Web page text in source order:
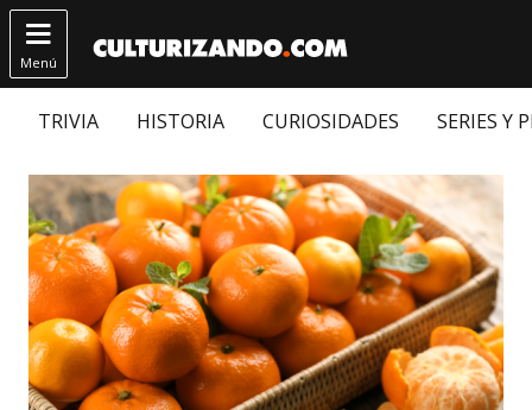

Menú
TRIVIA HISTORIA CURIOSIDADES SERIES Y